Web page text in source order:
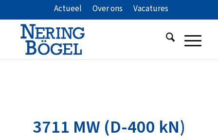
Actueel Over ons Vacatures
3711 MW (D-400 kN)